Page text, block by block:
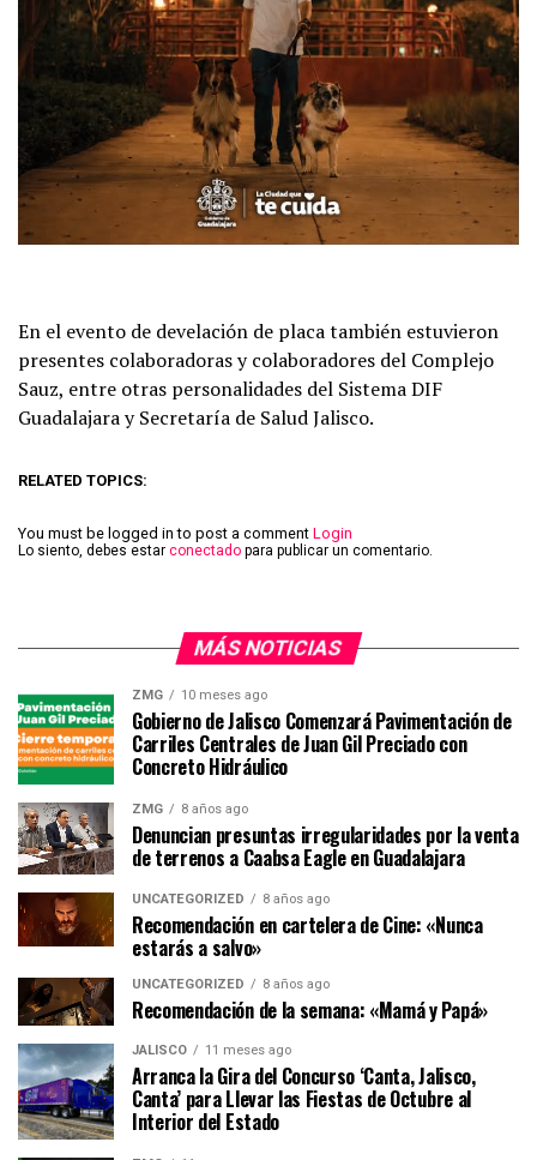
En el evento de develación de placa también estuvieron
presentes colaboradoras y colaboradores del Complejo
Sauz, entre otras personalidades del Sistema DIF
Guadalajara y Secretaría de Salud Jalisco.
RELATED TOPICS:
You must be logged in to post a comment Login
Lo siento, debes estar conectado para publicar un comentario.
MÁS NOTICIAS
ZMG 10 meses ago
Gobierno de Jalisco Comenzará Pavimentación de
Carriles Centrales de Juan Gil Preciado con
Concreto Hidráulico
ZMG 8 años ago
Denuncian presuntas irregularidades por la venta
de terrenos a Caabsa Eagle en Guadalajara
UNCATEGORIZED 8 años ago
Recomendación en cartelera de Cine: «Nunca
estarás a salvo»
UNCATEGORIZED 8 años ago
Recomendación de la semana: «Mamá y Papá»
JALISCO 11 meses ago
Arranca la Gira del Concurso ‘Canta, Jalisco,
Canta’ para Llevar las Fiestas de Octubre al
Interior del Estado